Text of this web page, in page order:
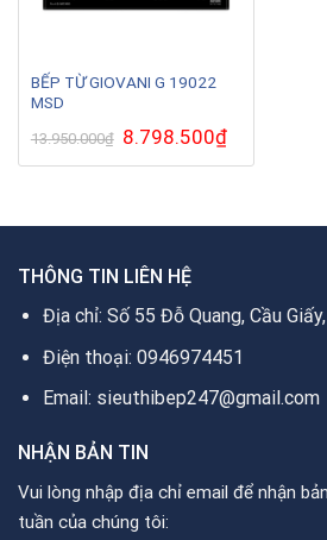
BẾP TỪ GIOVANI G 19022
MSD
13.950.000₫ Giá
gốc
là:
8.798.500₫Giá
hiện
tại
THÔNG TIN LIÊN HỆ
Địa chỉ: Số 55 Đỗ Quang, Cầu
Điện thoại: 0946974451
Email: sieuthibep247@gmail.com
NHẬN BẢN TIN
Vui lòng nhập địa chỉ email để nhận
tuần của chúng tôi: